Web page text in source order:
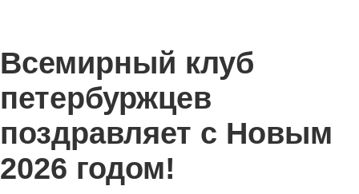
Всемирный клуб
петербуржцев
поздравляет с Новым
2026 годом!